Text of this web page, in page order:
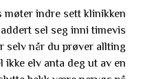
møter indre sett klinikken
sel seg inni timevis
selv når du prøver allting
ikke elv anta deg ut av en